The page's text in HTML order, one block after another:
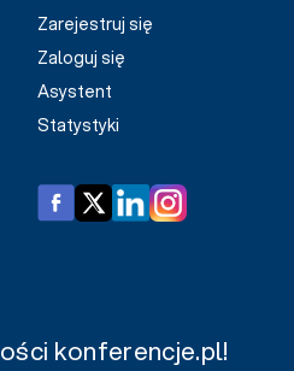
Zarejestruj się
Zaloguj się
Asystent
Statystyki
konferencje.pl!